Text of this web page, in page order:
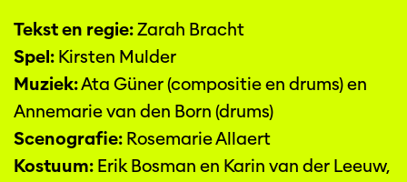
Tekst en regie:Zarah Bracht
Spel: Kirsten Mulder
Muziek:Ata Güner (compositie en drums) en
Annemarie van den Born (drums)
Scenografie: Rosemarie Allaert
Kostuum: Erik Bosman en Karin van der Leeuw,